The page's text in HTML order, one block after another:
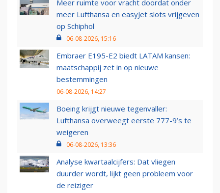
Meer ruimte voor vracht doordat onder
meer Lufthansa en easyJet slots vrijgeven
op Schiphol
06-08-2026, 15:16
Embraer E195-E2 biedt LATAM kansen:
maatschappij zet in op nieuwe
bestemmingen
06-08-2026, 14:27
Boeing krijgt nieuwe tegenvaller:
Lufthansa overweegt eerste 777-9’s te
weigeren
06-08-2026, 13:36
Analyse kwartaalcijfers: Dat vliegen
duurder wordt, lijkt geen probleem voor
de reiziger